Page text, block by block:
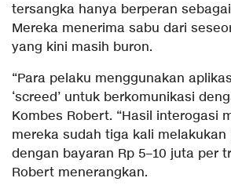
tersangka hanya berperan
Mereka menerima sabu dari
yang kini masih buron.
“Para pelaku menggunakan
‘screed’ untuk berkomunikasi
Kombes Robert. “Hasil interogasi
mereka sudah tiga kali melakukan
dengan bayaran Rp 5–10 juta per
Robert menerangkan.